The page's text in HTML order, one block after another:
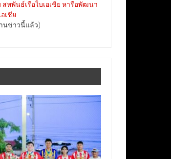
สหพันธ์เรือใบเอเชีย หารือพัฒนา
เชีย
นข่าวนี้แล้ว)